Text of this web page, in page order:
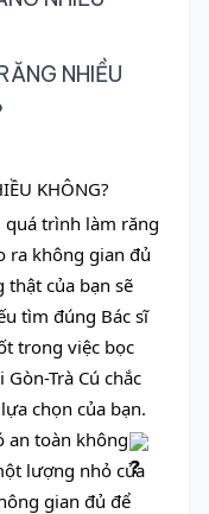
NHIỀU
KHÔNG?
trình làm răng
ra không gian đủ
thật của bạn sẽ
tìm đúng Bác sĩ
trong việc bọc
Trà Cú chắc
chọn của bạn.
an toàn không
gian đủ để